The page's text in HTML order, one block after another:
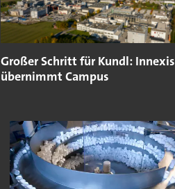
Großer Schritt für Kundl: Innexis
übernimmt Campus